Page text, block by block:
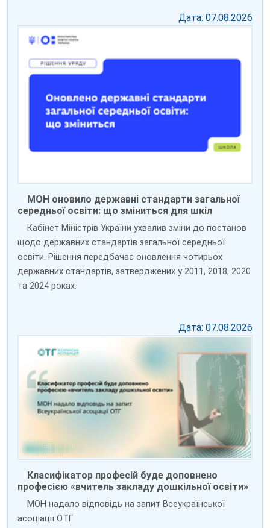
Дата: 07.08.2026
МОН оновило державні стандарти загальної
середньої освіти: що зміниться для шкіл
Кабінет Міністрів України ухвалив зміни до постанов
щодо державних стандартів загальної середньої
освіти. Рішення передбачає оновлення чотирьох
державних стандартів, затверджених у 2011, 2018, 2020
та 2024 роках.
Дата: 07.08.2026
Класифікатор професій буде доповнено
професією «вчитель закладу дошкільної освіти»
МОН надало відповідь на запит Всеукраїнської
асоціації ОТГ